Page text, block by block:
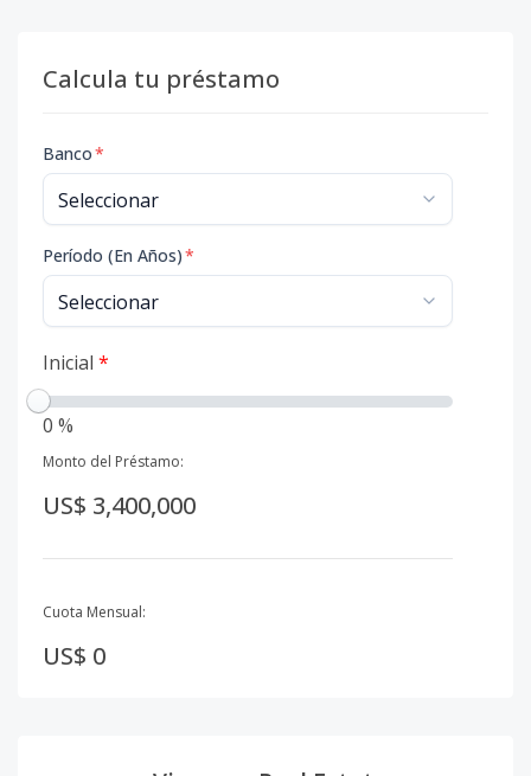
Calcula tu préstamo
Banco*
Período (En Años)*
Inicial *
0 %
Monto del Préstamo:
US$ 3,400,000
Cuota Mensual:
US$ 0